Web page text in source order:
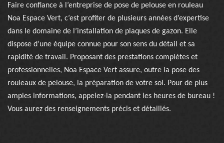
Faire confiance à l’entreprise de pose de pelouse en rouleau
Noa Espace Vert, c’est profiter de plusieurs années d’expertise
dans le domaine de l’installation de plaques de gazon. Elle
dispose d’une équipe connue pour son sens du détail et sa
rapidité de travail. Proposant des prestations complètes et
professionnelles, Noa Espace Vert assure, outre la pose des
rouleaux de pelouse, la préparation de votre sol. Pour de plus
amples informations, appelez-la pendant les heures de bureau !
Vous aurez des renseignements précis et détaillés.